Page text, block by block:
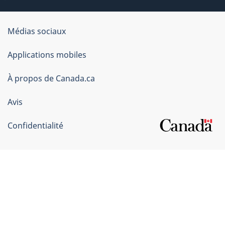
Organisation
du
gouvernement
du
Canada
Médias sociaux
Applications mobiles
À propos de Canada.ca
Avis
Confidentialité